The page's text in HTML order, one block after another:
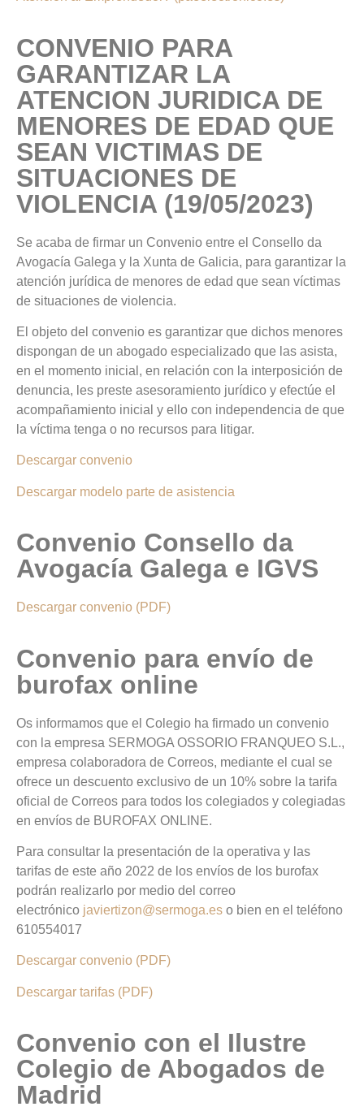
CONVENIO PARA
GARANTIZAR LA
ATENCION JURIDICA DE
MENORES DE EDAD QUE
SEAN VICTIMAS DE
SITUACIONES DE
VIOLENCIA (19/05/2023)
Se acaba de firmar un Convenio entre el Consello da
Avogacía Galega y la Xunta de Galicia, para garantizar la
atención jurídica de menores de edad que sean víctimas
de situaciones de violencia.
El objeto del convenio es garantizar que dichos menores
dispongan de un abogado especializado que las asista,
en el momento inicial, en relación con la interposición de
denuncia, les preste asesoramiento jurídico y efectúe el
acompañamiento inicial y ello con independencia de que
la víctima tenga o no recursos para litigar.
Descargar convenio
Descargar modelo parte de asistencia
Convenio Consello da
Avogacía Galega e IGVS
Descargar convenio (PDF)
Convenio para envío de
burofax online
Os informamos que el Colegio ha firmado un convenio
con la empresa SERMOGA OSSORIO FRANQUEO S.L.,
empresa colaboradora de Correos, mediante el cual se
ofrece un descuento exclusivo de un 10% sobre la tarifa
oficial de Correos para todos los colegiados y colegiadas
en envíos de BUROFAX ONLINE.
Para consultar la presentación de la operativa y las
tarifas de este año 2022 de los envíos de los burofax
podrán realizarlo por medio del correo
electrónico javiertizon@sermoga.es o bien en el teléfono
610554017
Descargar convenio (PDF)
Descargar tarifas (PDF)
Convenio con el Ilustre
Colegio de Abogados de
Madrid